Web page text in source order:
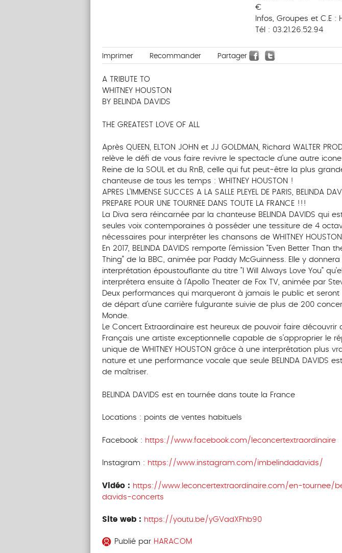
€
Infos, Groupes et C.E :
Tél : 03.21.26.52.94
Imprimer Recommander Partager
A TRIBUTE TO
WHITNEY HOUSTON
BY BELINDA DAVIDS
THE GREATEST LOVE OF ALL
Après QUEEN, ELTON JOHN et JJ GOLDMAN, Richard WALTER
relève le défi de vous faire revivre le spectacle d’une autre
Reine de la SOUL et du RnB, celle qui fut peut-être la plus
chanteuse de tous les temps : WHITNEY HOUSTON !
APRES L’IMMENSE SUCCES A LA SALLE PLEYEL DE PARIS, BELINDA
PREPARE POUR UNE TOURNEE DANS TOUTE LA FRANCE !!!
La Diva sera réincarnée par la chanteuse BELINDA DAVIDS qui
seules voix contemporaines à posséder une tessiture de 4
nécessaires pour interpréter les chansons de WHITNEY
En 2017, BELINDA DAVIDS remporte l’émission “Even Better Than
Thing” de la BBC, animée par Paddy McGuinness. Elle y donnera
interprétation époustouflante du titre "I Will Always Love You”
interprétera ensuite à l’Apollo Theater de Fox TV, animée par
Deux performances qui marqueront à jamais le public et seront
de départ d’une carrière fulgurante suivie de plus de 200
Monde.
Le Concert Extraordinaire est heureux de pouvoir faire découvrir
Français une artiste exceptionnelle capable de s’approprier le
unique de WHITNEY HOUSTON grâce à une interprétation plus
nature et une performance vocale que seule BELINDA DAVIDS
de maîtriser.
BELINDA DAVIDS est en tournée dans toute la France
Locations : points de ventes habituels
Facebook : https://www.facebook.com/leconcertextraordinaire
Instagram : https://www.instagram.com/imbelindadavids/
Vidéo : https://www.leconcertextraordinaire.com/en-tournee/
davids-concerts
Site web : https://youtu.be/yGVadXFhb90
Publié par HARACOM